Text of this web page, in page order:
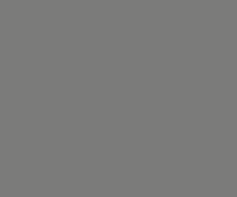
www.facebook.com/
https://www.instagram.com/
zu https://wa.me/492319231340
Link zu https://